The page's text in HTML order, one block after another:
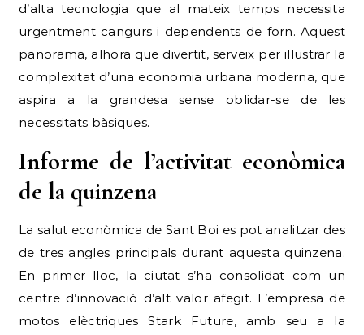
d’alta tecnologia que al mateix temps necessita
urgentment cangurs i dependents de forn. Aquest
panorama, alhora que divertit, serveix per il·lustrar la
complexitat d’una economia urbana moderna, que
aspira a la grandesa sense oblidar-se de les
necessitats bàsiques.
Informe de l’activitat econòmica
de la quinzena
La salut econòmica de Sant Boi es pot analitzar des
de tres angles principals durant aquesta quinzena.
En primer lloc, la ciutat s’ha consolidat com un
centre d’innovació d’alt valor afegit. L’empresa de
motos elèctriques Stark Future, amb seu a la